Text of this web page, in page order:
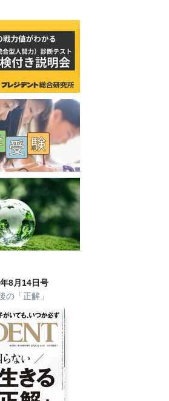
8月14日号
の「正解」